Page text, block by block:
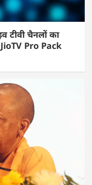
टीवी चैनलों का
JioTV Pro Pack